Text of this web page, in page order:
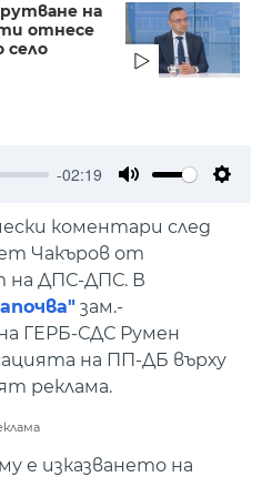
на
отнесе
село
-02:19
коментари след
Чакъров от
на ДПС-ДПС. В
зам.-
ГЕРБ-СДС Румен
на ПП-ДБ върху
реклама.
е изказването на